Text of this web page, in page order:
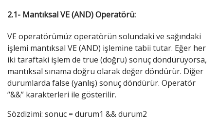
2.1- Mantıksal VE (AND) Operatörü:
VE operatörümüz operatörün solundaki ve sağındaki
işlemi mantıksal VE (AND) işlemine tabii tutar. Eğer her
iki taraftaki işlem de true (doğru) sonuç döndürüyorsa,
mantıksal sınama doğru olarak değer döndürür. Diğer
durumlarda false (yanlış) sonuç döndürür. Operatör
“&&” karakterleri ile gösterilir.
Sözdizimi: sonuc = durum1 && durum2